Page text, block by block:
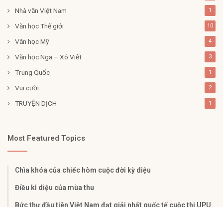
Nhà văn Việt Nam 1
Văn học Thế giới 10
Văn học Mỹ 4
Văn học Nga – Xô Viết 3
Trung Quốc 1
Vui cười 2
TRUYỆN DỊCH 1
Most Featured Topics
Chìa khóa của chiếc hòm cuộc đời kỳ diệu
Điều kì diệu của mùa thu
Bức thư đầu tiên Việt Nam đạt giải nhất quốc tế cuộc thi UPU